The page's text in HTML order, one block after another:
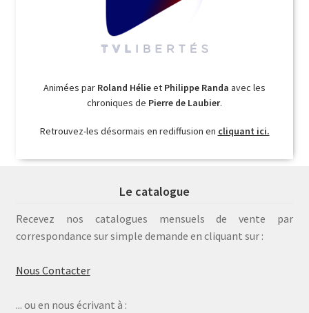
Animées par Roland Hélieet Philippe Randa avec les
chroniques de Pierre de Laubier.
Retrouvez-les désormais en rediffusion en cliquant ici.
Le catalogue
Recevez nos catalogues mensuels de vente par
correspondance sur simple demande en cliquant sur :
Nous Contacter
... ou en nous écrivant à :